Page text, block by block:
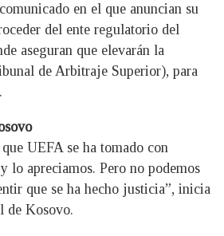
en el que anuncian su
del ente regulatorio del
aseguran que elevarán la
de Arbitraje Superior), para
UEFA se ha tomado con
lo apreciamos. Pero no podemos
que se ha hecho justicia”, inicia
de Kosovo.